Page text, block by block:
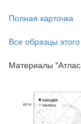
Полная карточка
Все образцы
Материалы